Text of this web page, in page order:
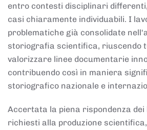
entro contesti disciplinari
casi chiaramente individuabili. I
problematiche già consolidate
storiografia scientifica, riuscendo
valorizzare linee documentarie
contribuendo così in maniera
storiografico nazionale e
Accertata la piena rispondenza
richiesti alla produzione